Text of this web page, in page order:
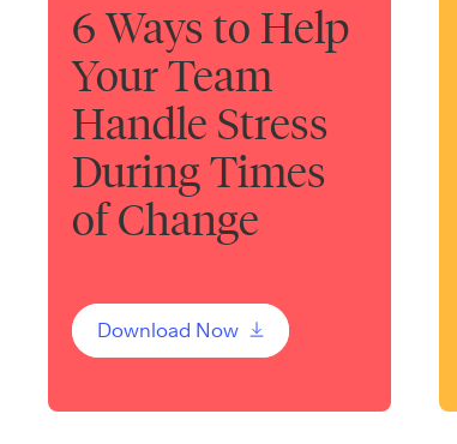
6 Ways to Help
Your Team
Handle Stress
During Times
of Change
Download Now